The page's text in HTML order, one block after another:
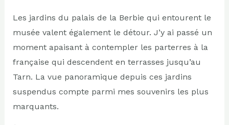
Les jardins du palais de la Berbie qui entourent le
musée valent également le détour. J’y ai passé un
moment apaisant à contempler les parterres à la
française qui descendent en terrasses jusqu’au
Tarn. La vue panoramique depuis ces jardins
suspendus compte parmi mes souvenirs les plus
marquants.